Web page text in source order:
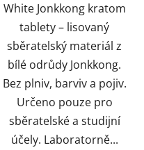
White Jonkkong kratom
tablety – lisovaný
sběratelský materiál z
bílé odrůdy Jonkkong.
Bez plniv, barviv a pojiv.
Určeno pouze pro
sběratelské a studijní
účely. Laboratorně...